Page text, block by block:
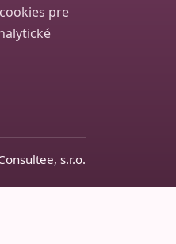
pre
s.r.o.